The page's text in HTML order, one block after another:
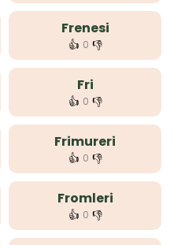
Frenesi
👍 0 👎
Fri
👍 0 👎
Frimureri
👍 0 👎
Fromleri
👍 0 👎